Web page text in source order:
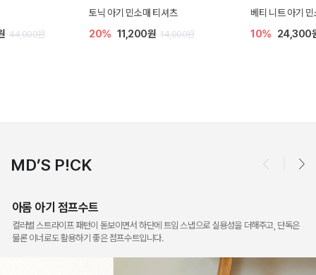
토닉 아기 민소매 티셔츠
20% 11,200원 14,000원
베티 니트 아기 민소매 티셔츠
10% 27,000원
MD’S P!CK
아롬 아기 점프수트
컬러별 스트라이프 패턴이 돋보이면서 하단에 트임 스냅으로 실용성을 더해주고, 단독은
물론 이너로도 활용하기 좋은 점프수트입니다.